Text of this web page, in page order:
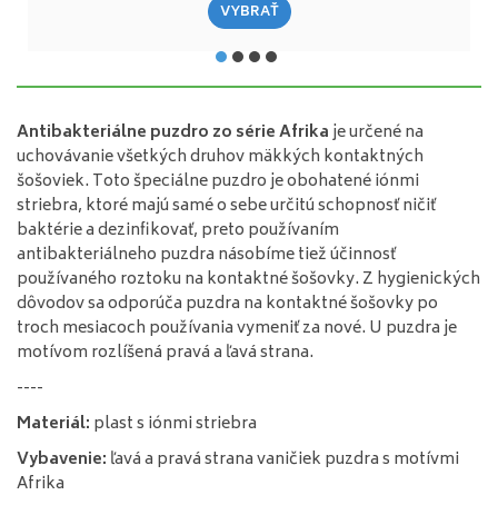
VYBRAŤ
Antibakteriálne puzdro zo série Afrikaje určené na
uchovávanie všetkých druhov mäkkých kontaktných
šošoviek. Toto špeciálne puzdro je obohatené iónmi
striebra, ktoré majú samé o sebe určitú schopnosť ničiť
baktérie a dezinfikovať, preto používaním
antibakteriálneho puzdra násobíme tiež účinnosť
používaného roztoku na kontaktné šošovky. Z hygienických
dôvodov sa odporúča puzdra na kontaktné šošovky po
troch mesiacoch používania vymeniť za nové. U puzdra je
motívom rozlíšená pravá a ľavá strana.
----
Materiál: plast s iónmi striebra
Vybavenie: ľavá a pravá strana vaničiek puzdra s motívmi
Afrika